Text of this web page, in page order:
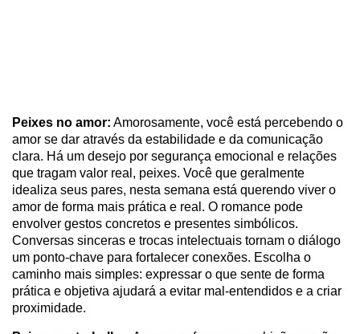
Peixes no amor: Amorosamente, você está percebendo o
amor se dar através da estabilidade e da comunicação
clara. Há um desejo por segurança emocional e relações
que tragam valor real, peixes. Você que geralmente
idealiza seus pares, nesta semana está querendo viver o
amor de forma mais prática e real. O romance pode
envolver gestos concretos e presentes simbólicos.
Conversas sinceras e trocas intelectuais tornam o diálogo
um ponto-chave para fortalecer conexões. Escolha o
caminho mais simples: expressar o que sente de forma
prática e objetiva ajudará a evitar mal-entendidos e a criar
proximidade.